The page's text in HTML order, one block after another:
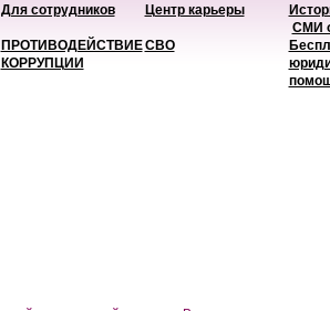
Для сотрудников Центр карьеры
СМИ
ПРОТИВОДЕЙСТВИЕ
КОРРУПЦИИ
СВО